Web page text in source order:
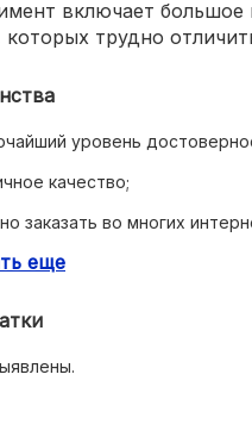
включает большое
которых трудно
уровень
качество;
заказать во многих
идентичность
еще